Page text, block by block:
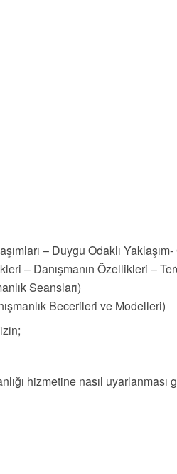
– Duygu Odaklı
– Danışmanın Özellikleri –
Seansları)
Becerileri ve Modelleri)
hizmetine nasıl uyarlanması